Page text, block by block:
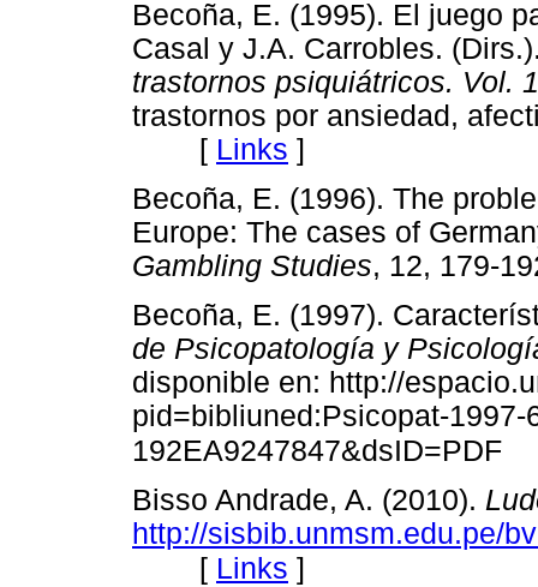
Becoña, E. (1995). El juego
Casal y J.A. Carrobles.
trastornos psiquiátricos. Vol. 1
trastornos por ansiedad,
[ Links ]
Becoña, E. (1996). The
Europe: The cases of
Gambling Studies, 12,
Becoña, E. (1997).
de Psicopatología y
disponible en: http://
pid=bibliuned:Psicopat-
192EA9247847&dsID=PDF
Bisso Andrade, A. (2010).
http://sisbib.unmsm.edu.pe/
[ Links ]